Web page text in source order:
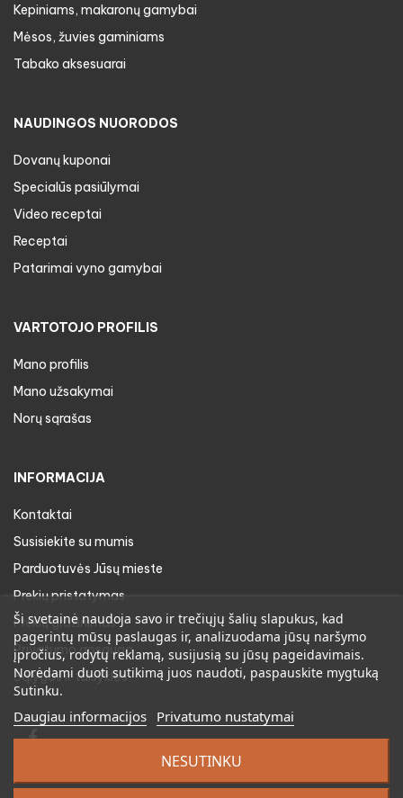
Kepiniams, makaronų gamybai
Mėsos, žuvies gaminiams
Tabako aksesuarai
NAUDINGOS NUORODOS
Dovanų kuponai
Specialūs pasiūlymai
Video receptai
Receptai
Patarimai vyno gamybai
VARTOTOJO PROFILIS
Mano profilis
Mano užsakymai
Norų sąrašas
INFORMACIJA
Kontaktai
Susisiekite su mumis
Parduotuvės Jūsų mieste
Prekių pristatymas
Prekių gražinimas
Privatumo apsauga
Sąlygos ir taisyklės
Ši svetainė naudoja savo ir trečiųjų šalių slapukus, kad
pagerintų mūsų paslaugas ir, analizuodama jūsų naršymo
įpročius, rodytų reklamą, susijusią su jūsų pageidavimais.
Norėdami duoti sutikimą juos naudoti, paspauskite mygtuką
Sutinku.
Daugiau informacijos Privatumo nustatymai
NESUTINKU